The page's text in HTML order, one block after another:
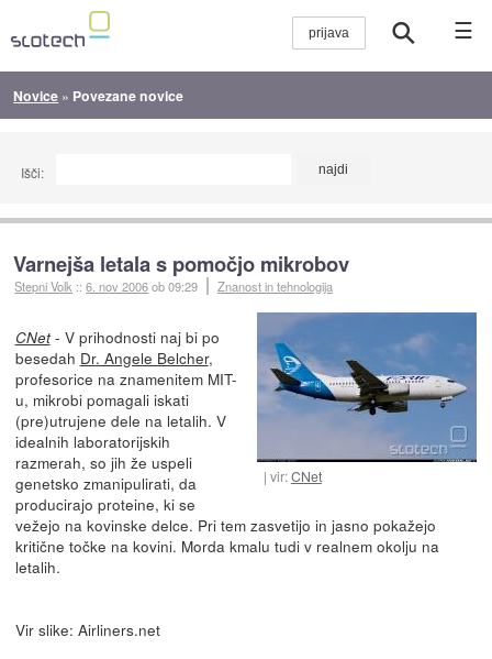
☰
Novice » Povezane novice
Išči:
Varnejša letala s pomočjo mikrobov
Stepni Volk ::6. nov 2006ob 09:29 Znanost in tehnologija
vir:CNet
CNet- V prihodnosti naj bi po
besedah Dr. Angele Belcher,
profesorice na znamenitem MIT-
u, mikrobi pomagali iskati
(pre)utrujene dele na letalih. V
idealnih laboratorijskih
razmerah, so jih že uspeli
genetsko zmanipulirati, da
producirajo proteine, ki se
vežejo na kovinske delce. Pri tem zasvetijo in jasno pokažejo
kritične točke na kovini. Morda kmalu tudi v realnem okolju na
letalih.
Vir slike: Airliners.net